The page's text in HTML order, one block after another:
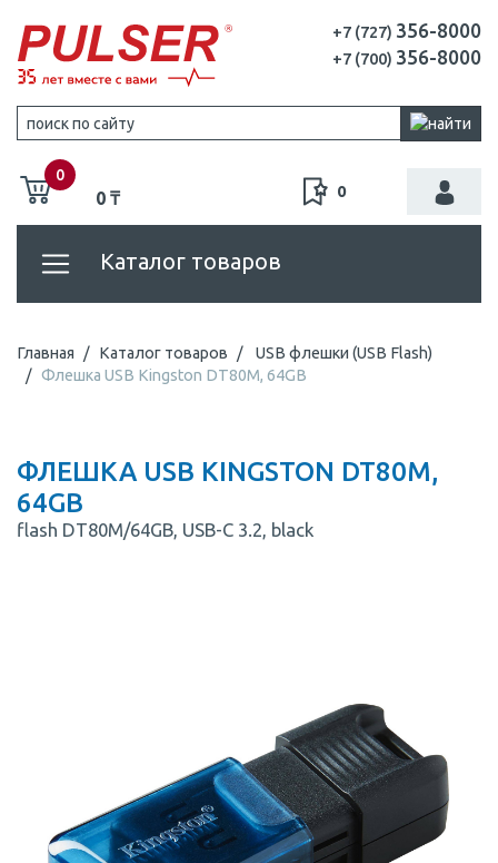
+7 (727) 356-8000
+7 (700) 356-8000
0
0 ₸ 0
Каталог товаров
Главная Каталог товаров
USB флешки (USB Flash)
Флешка USB Kingston DT80M, 64GB
ФЛЕШКА USB KINGSTON DT80M,
64GB
flash DT80M/64GB, USB-C 3.2, black